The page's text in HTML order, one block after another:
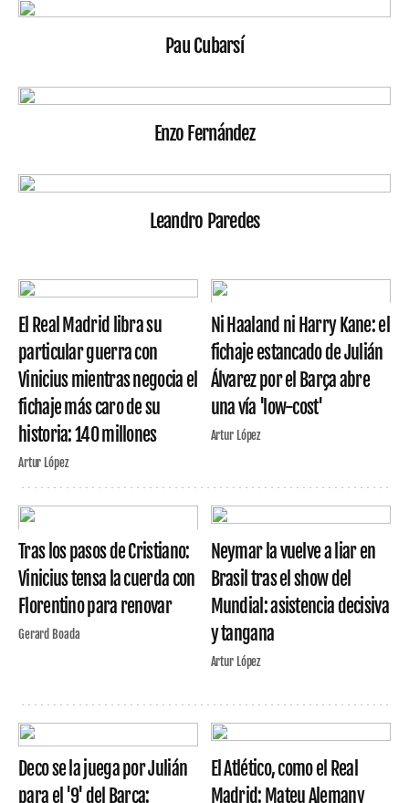
Pau Cubarsí
Enzo Fernández
Leandro Paredes
El Real Madrid libra su
particular guerra con
Vinicius mientras negocia el
fichaje más caro de su
historia: 140 millones
Artur López
Ni Haaland ni Harry Kane: el
fichaje estancado de Julián
Álvarez por el Barça abre
una vía 'low-cost'
Artur López
Tras los pasos de Cristiano:
Vinicius tensa la cuerda con
Florentino para renovar
Gerard Boada
Neymar la vuelve a liar en
Brasil tras el show del
Mundial: asistencia decisiva
y tangana
Artur López
Deco se la juega por Julián
para el '9' del Barça:
El Atlético, como el Real
Madrid: Mateu Alemany